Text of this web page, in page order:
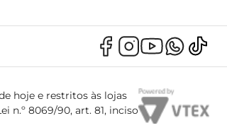
hoje e restritos às lojas
n.º 8069/90, art. 81, inciso